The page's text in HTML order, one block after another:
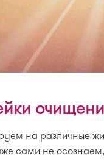
на различные
сами не